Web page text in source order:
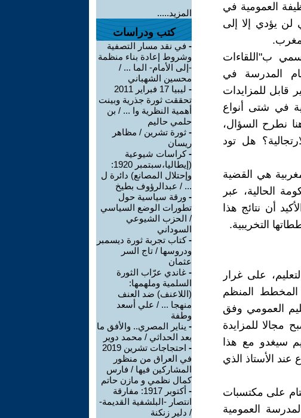
العمومية في
لن يؤدي إلا إلى
ب"اللقاءات
المدرسة في
قابل للمزايدات
في شتى أنواع
نطرح السؤال،
هل تود
هي القضية
الحالية، عبر
أن نتائج هذا
التخريبية.
على غرار
المخطط المنظم
العمومي وفق
مجالا للمزايدة
سيغدو مع هذا
عند الأستاذ الذي
على مكتسبات
العمومية
المزيد.....
كتب ودراسات
- في نقد مسار التصفية
وشروط إعادة بناء منظمة
-إلى الأمام- الما ... /
محسين الشهباني
-
ليبيا 17 فبراير 2011
تحققت ثورة جذرية وبينت
أهمية النظرية وا ... / بن
حلمي حاليم
- ثورة تشرين / مظاهر
ريسان
-كراسات شيوعية
(إيطاليا،سبتمبر 1920:
وإحتلال المصانع) دائرة ل
... / عبدالرؤوف بطيخ
- ورقة سياسية حول
تطورات الوضع السياسي
/ الحزب الشيوعي
السوداني
-كتاب تجربة ثورة ديسمبر
ودروسها / تاج السر
عثمان
- غاندي عرّاب الثورة
السلمية وملهمها:
(اللاعنف) ضد العنف
منهجا ... / علي أسعد
وطفة
- يناير المصري.. والأفق ما
بعد الحداثي / محمد دوير
-
احتجاجات تشرين 2019
في العراق من منظور
المشاركين فيها / فارس
كمال نظمي و مازن حاتم
-
أكتوبر 1917: مفارقة
انتصار -البلشفية القديمة-
/ دلير زنكنة